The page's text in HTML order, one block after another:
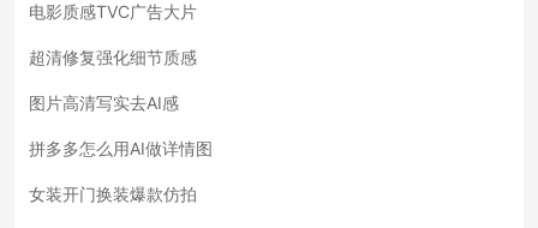
电影质感TVC广告大片
超清修复强化细节质感
图片高清写实去AI感
拼多多怎么用AI做详情图
女装开门换装爆款仿拍